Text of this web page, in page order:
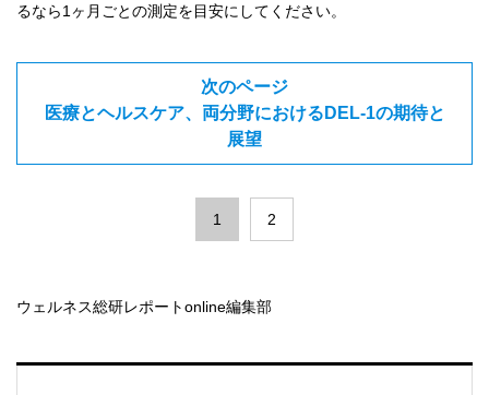
るなら1ヶ月ごとの測定を目安にしてください。
次のページ
医療とヘルスケア、両分野におけるDEL-1の期待と
展望
1 2
ウェルネス総研レポートonline編集部